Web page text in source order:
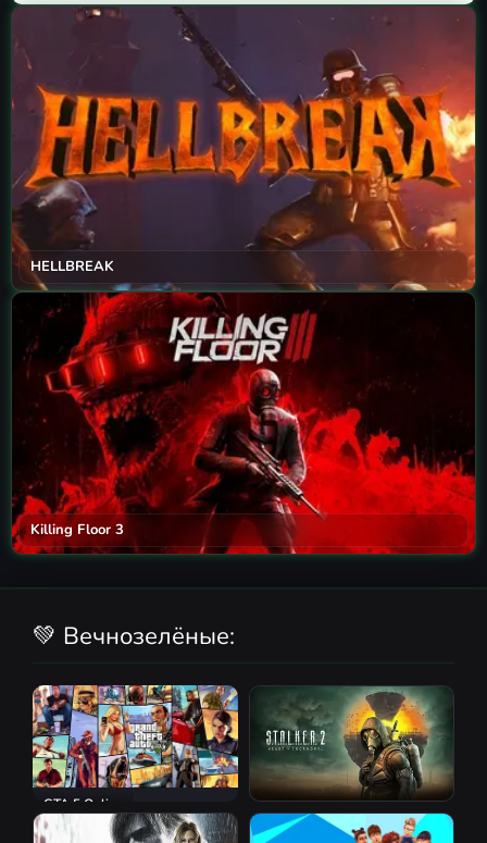
HELLBREAK
Killing Floor 3
💚 Вечнозелёные:
GTA 5 Online
S.T.A.L.K.E.R. 2: Heart of
Chornobyl